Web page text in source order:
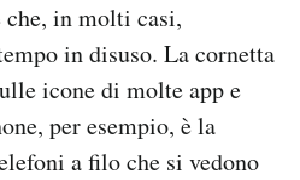
in molti casi,
in disuso. La cornetta
icone di molte app e
per esempio, è la
a filo che si vedono